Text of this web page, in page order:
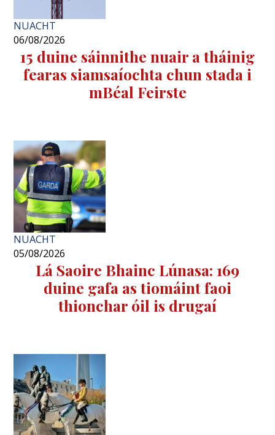
NUACHT
06/08/2026
15 duine sáinnithe nuair a tháinig
fearas siamsaíochta chun stada i
mBéal Feirste
NUACHT
05/08/2026
Lá Saoire Bhainc Lúnasa: 169
duine gafa as tiomáint faoi
thionchar óil is drugaí